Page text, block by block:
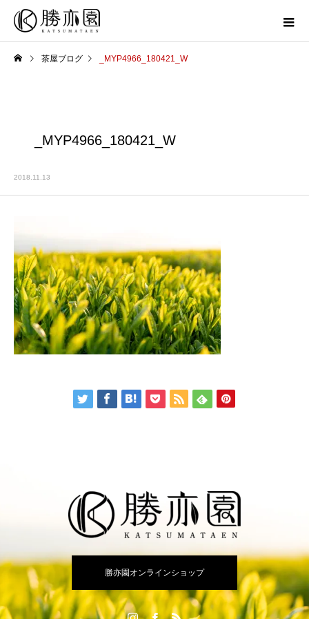
茶屋ブログ _MYP4966_180421_W
_MYP4966_180421_W
2018.11.13
勝亦園オンラインショップ